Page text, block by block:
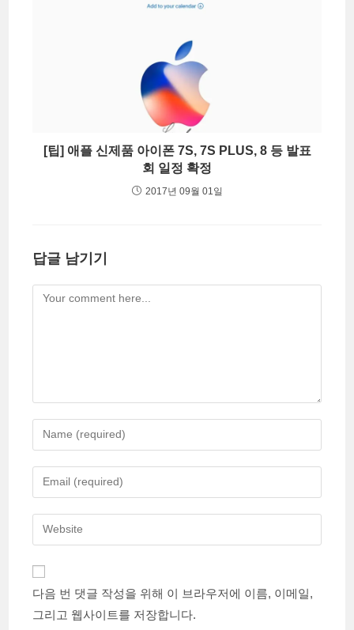
[팁] 애플 신제품 아이폰 7S, 7S PLUS, 8 등 발표
회 일정 확정
2017년 09월 01일
답글 남기기
Comment
Enter
your
name
comment
Enter
your
email
address
Enter
your
URL
(optional)
다음 번 댓글 작성을 위해 이 브라우저에 이름, 이메일,
그리고 웹사이트를 저장합니다.